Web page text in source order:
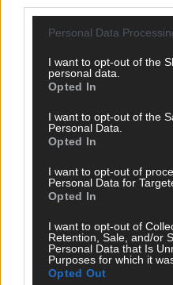
Personal Data
I want to opt-out of the
personal data.
Opted In
I want to opt-out of the
Personal Data.
Opted In
I want to opt-out of
Personal Data for
Opted In
I want to opt-out of
Retention, Sale, and/or
Personal Data that Is
Purposes for which it
Opted Out
SCHNELL ZUM RESSORT
Nachrichten
Wirtschaft
Ratgeber
Wissen